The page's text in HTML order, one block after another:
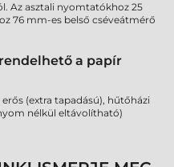
Az asztali nyomtatókhoz 25
76 mm-es belső cséveátmérő
a papír
(extra tapadású), hűtőházi
nélkül eltávolítható)